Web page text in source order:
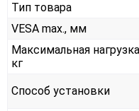
Тип товара
VESA max., мм
Максимальная
кг
Способ установки